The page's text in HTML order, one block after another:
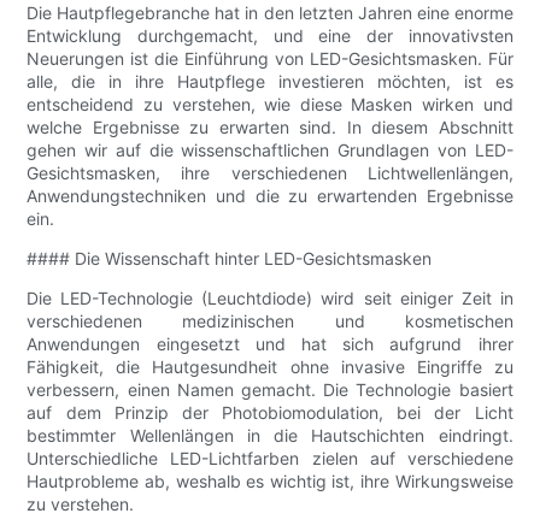
Die Hautpflegebranche hat in den letzten Jahren eine enorme
Entwicklung durchgemacht, und eine der innovativsten
Neuerungen ist die Einführung von LED-Gesichtsmasken. Für
alle, die in ihre Hautpflege investieren möchten, ist es
entscheidend zu verstehen, wie diese Masken wirken und
welche Ergebnisse zu erwarten sind. In diesem Abschnitt
gehen wir auf die wissenschaftlichen Grundlagen von LED-
Gesichtsmasken, ihre verschiedenen Lichtwellenlängen,
Anwendungstechniken und die zu erwartenden Ergebnisse
ein.
#### Die Wissenschaft hinter LED-Gesichtsmasken
Die LED-Technologie (Leuchtdiode) wird seit einiger Zeit in
verschiedenen medizinischen und kosmetischen
Anwendungen eingesetzt und hat sich aufgrund ihrer
Fähigkeit, die Hautgesundheit ohne invasive Eingriffe zu
verbessern, einen Namen gemacht. Die Technologie basiert
auf dem Prinzip der Photobiomodulation, bei der Licht
bestimmter Wellenlängen in die Hautschichten eindringt.
Unterschiedliche LED-Lichtfarben zielen auf verschiedene
Hautprobleme ab, weshalb es wichtig ist, ihre Wirkungsweise
zu verstehen.